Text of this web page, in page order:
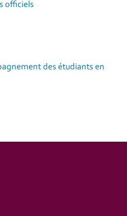
officiels
des étudiants en